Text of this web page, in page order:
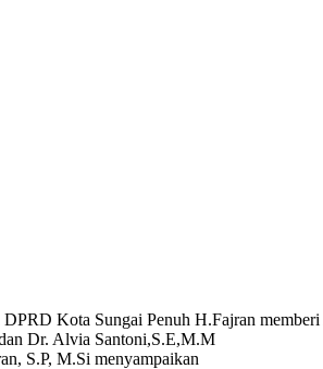
DPRD Kota Sungai Penuh H.Fajran
Dr. Alvia Santoni,S.E,M.M
S.P, M.Si menyampaikan